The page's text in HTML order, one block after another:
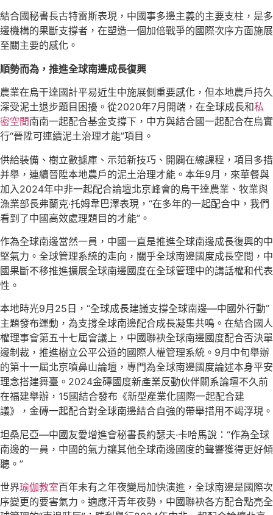
結合國秘書長古特雷斯表現，中國事多邊主義的主要支柱，是多
邊機構的果斷支撐者，在塑造一個加倍戰爭的國際次序方面施展
至關主要的感化。
順勢而為，推進全球南邊成長復興
農業在烏干達國計平易近生中施展側重要感化，但本地農戶持久
深受泥土退步題目困擾。從2020年7月開端，在全球成長和私
密空間南南一起配合基金支撐下，中方與結合國一起配合在烏實
行“晉陞可連續泥土治理才能”項目。
供給裝備、樹立數據庫、示范新技巧、開闢在線課程，項目多措
并舉，連續晉陞本地農戶的泥土治理才能。本年9月，來華餐與
加入2024年中非一起配合論壇北京峰會的烏干達農業、牧業與
漁業部長弗蘭克·托姆韋巴澤表現，“在多年的一起配合中，我們
看到了中國高效處理題目的才能”。
作為全球南邊當然一員，中國一直是推進全球南邊成長復興的中
堅氣力。全球管理系統的走向，關乎全球南邊國度成長空間，中
國果斷不移推進擴展全球南邊國度在全球管理中的講話權和代表
性。
本地時光9月25日，“全球成長建議支撐全球南邊—中國外行動”
主題發布運動，為支撐全球南邊配合成長凝集共鳴。在結合國人
權理事會第五十七屆會議上，中國聯袂全球南邊國度配合否決單
邊制裁，推進樹立公平公道的國際人權管理系統。9月中旬舉辦
的第十一屆北京噴鼻山論壇，專門為全球南邊國度論述本身平安
理念搭建舞臺。2024金磚國度新產業反動伙伴關系論壇不久前
在福建舉辦，15國結合發布《新型產業化國際一起配合建
議》，金磚一起配合對全球南邊結合自強的帶舉措用不竭浮現。
坦桑尼亞—中國友愛增進會秘書長約瑟夫·卡哈馬說：“作為全球
南邊的一員，中國的氣力讓其他全球南邊國度的聲響獲得更好傾
聽。”
世界瑜伽教室百年未有之年夜變局加快演進，全球南邊是國際次
序變更的要害氣力。適應汗青年夜勢，中國聯袂各方配合點亮全